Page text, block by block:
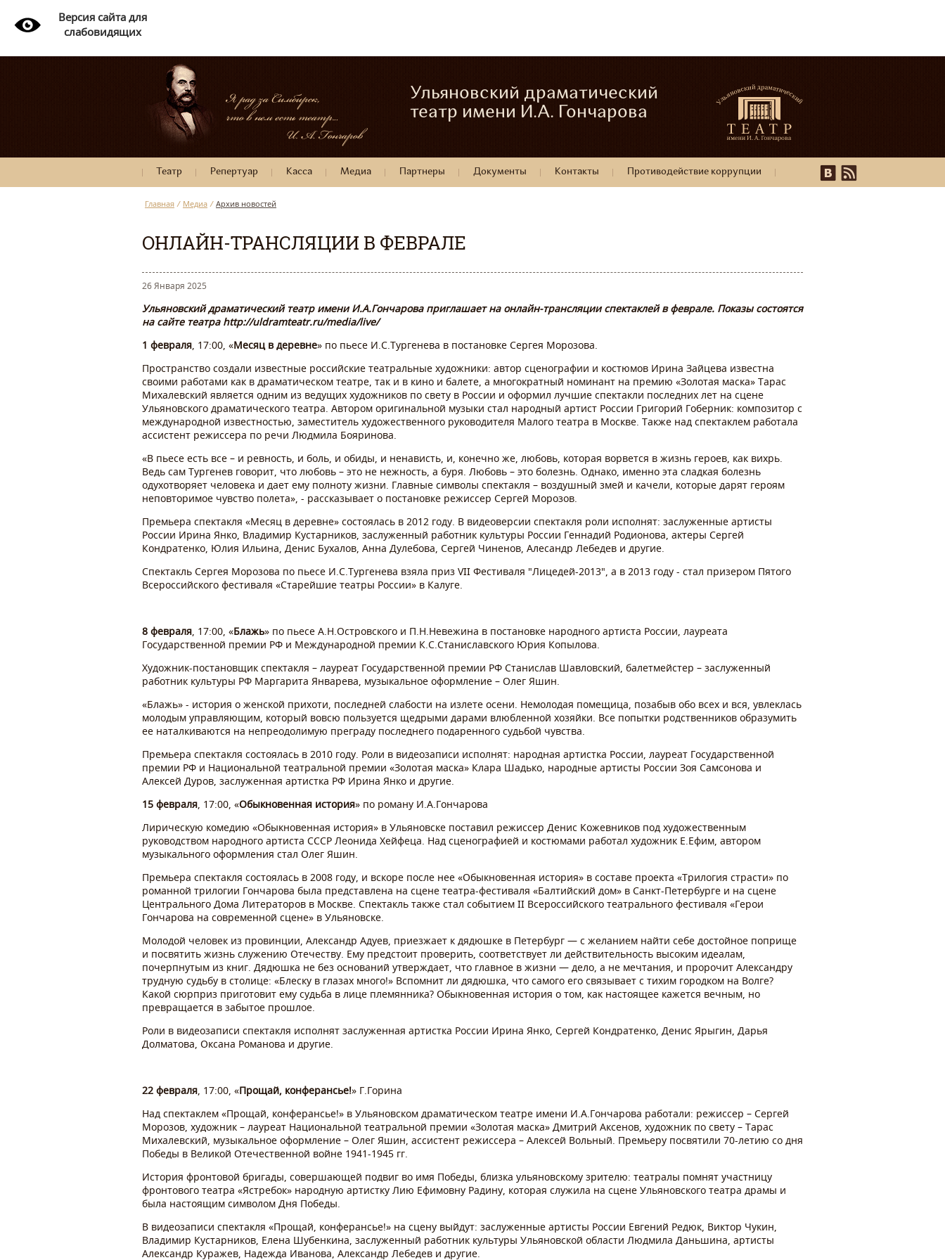
Версия сайта для
слабовидящих
Ульяновский драматический
театр имени И.А. Гончарова
Театр Репертуар Касса Медиа Партнеры Документы Контакты Противодействие коррупции
Главная / Медиа / Архив новостей
ОНЛАЙН-ТРАНСЛЯЦИИ В ФЕВРАЛЕ
26 Января 2025
Ульяновский драматический театр имени И.А.Гончарова приглашает на онлайн-трансляции спектаклей в феврале. Показы состоятся
на сайте театра http://uldramteatr.ru/media/live/
1 февраля, 17:00, «Месяц в деревне» по пьесе И.С.Тургенева в постановке Сергея Морозова.
Пространство создали известные российские театральные художники: автор сценографии и костюмов Ирина Зайцева известна
своими работами как в драматическом театре, так и в кино и балете, а многократный номинант на премию «Золотая маска» Тарас
Михалевский является одним из ведущих художников по свету в России и оформил лучшие спектакли последних лет на сцене
Ульяновского драматического театра. Автором оригинальной музыки стал народный артист России Григорий Гоберник: композитор с
международной известностью, заместитель художественного руководителя Малого театра в Москве. Также над спектаклем работала
ассистент режиссера по речи Людмила Бояринова.
«В пьесе есть все – и ревность, и боль, и обиды, и ненависть, и, конечно же, любовь, которая ворвется в жизнь героев, как вихрь.
Ведь сам Тургенев говорит, что любовь – это не нежность, а буря. Любовь – это болезнь. Однако, именно эта сладкая болезнь
одухотворяет человека и дает ему полноту жизни. Главные символы спектакля – воздушный змей и качели, которые дарят героям
неповторимое чувство полета», - рассказывает о постановке режиссер Сергей Морозов.
Премьера спектакля «Месяц в деревне» состоялась в 2012 году. В видеоверсии спектакля роли исполнят: заслуженные артисты
России Ирина Янко, Владимир Кустарников, заслуженный работник культуры России Геннадий Родионова, актеры Сергей
Кондратенко, Юлия Ильина, Денис Бухалов, Анна Дулебова, Сергей Чиненов, Алесандр Лебедев и другие.
Спектакль Сергея Морозова по пьесе И.С.Тургенева взяла приз VII Фестиваля "Лицедей-2013", а в 2013 году - стал призером Пятого
Всероссийского фестиваля «Старейшие театры России» в Калуге.
8 февраля, 17:00, «Блажь» по пьесе А.Н.Островского и П.Н.Невежина в постановке народного артиста России, лауреата
Государственной премии РФ и Международной премии К.С.Станиславского Юрия Копылова.
Художник-постановщик спектакля – лауреат Государственной премии РФ Станислав Шавловский, балетмейстер – заслуженный
работник культуры РФ Маргарита Январева, музыкальное оформление – Олег Яшин.
«Блажь» - история о женской прихоти, последней слабости на излете осени. Немолодая помещица, позабыв обо всех и вся, увлеклась
молодым управляющим, который вовсю пользуется щедрыми дарами влюбленной хозяйки. Все попытки родственников образумить
ее наталкиваются на непреодолимую преграду последнего подаренного судьбой чувства.
Премьера спектакля состоялась в 2010 году. Роли в видеозаписи исполнят: народная артистка России, лауреат Государственной
премии РФ и Национальной театральной премии «Золотая маска» Клара Шадько, народные артисты России Зоя Самсонова и
Алексей Дуров, заслуженная артистка РФ Ирина Янко и другие.
15 февраля, 17:00, «Обыкновенная история» по роману И.А.Гончарова
Лирическую комедию «Обыкновенная история» в Ульяновске поставил режиссер Денис Кожевников под художественным
руководством народного артиста СССР Леонида Хейфеца. Над сценографией и костюмами работал художник Е.Ефим, автором
музыкального оформления стал Олег Яшин.
Премьера спектакля состоялась в 2008 году, и вскоре после нее «Обыкновенная история» в составе проекта «Трилогия страсти» по
романной трилогии Гончарова была представлена на сцене театра-фестиваля «Балтийский дом» в Санкт-Петербурге и на сцене
Центрального Дома Литераторов в Москве. Спектакль также стал событием II Всероссийского театрального фестиваля «Герои
Гончарова на современной сцене» в Ульяновске.
Молодой человек из провинции, Александр Адуев, приезжает к дядюшке в Петербург — с желанием найти себе достойное поприще
и посвятить жизнь служению Отечеству. Ему предстоит проверить, соответствует ли действительность высоким идеалам,
почерпнутым из книг. Дядюшка не без оснований утверждает, что главное в жизни — дело, а не мечтания, и пророчит Александру
трудную судьбу в столице: «Блеску в глазах много!» Вспомнит ли дядюшка, что самого его связывает с тихим городком на Волге?
Какой сюрприз приготовит ему судьба в лице племянника? Обыкновенная история о том, как настоящее кажется вечным, но
превращается в забытое прошлое.
Роли в видеозаписи спектакля исполнят заслуженная артистка России Ирина Янко, Сергей Кондратенко, Денис Ярыгин, Дарья
Долматова, Оксана Романова и другие.
22 февраля, 17:00, «Прощай, конферансье!» Г.Горина
Над спектаклем «Прощай, конферансье!» в Ульяновском драматическом театре имени И.А.Гончарова работали: режиссер – Сергей
Морозов, художник – лауреат Национальной театральной премии «Золотая маска» Дмитрий Аксенов, художник по свету – Тарас
Михалевский, музыкальное оформление – Олег Яшин, ассистент режиссера – Алексей Вольный. Премьеру посвятили 70-летию со дня
Победы в Великой Отечественной войне 1941-1945 гг.
История фронтовой бригады, совершающей подвиг во имя Победы, близка ульяновскому зрителю: театралы помнят участницу
фронтового театра «Ястребок» народную артистку Лию Ефимовну Радину, которая служила на сцене Ульяновского театра драмы и
была настоящим символом Дня Победы.
В видеозаписи спектакля «Прощай, конферансье!» на сцену выйдут: заслуженные артисты России Евгений Редюк, Виктор Чукин,
Владимир Кустарников, Елена Шубенкина, заслуженный работник культуры Ульяновской области Людмила Даньшина, артисты
Александр Куражев, Надежда Иванова, Александр Лебедев и другие.